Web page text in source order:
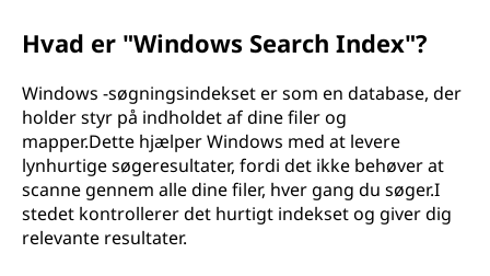
Hvad er "Windows Search Index"?
Windows -søgningsindekset er som en database, der
holder styr på indholdet af dine filer og
mapper.Dette hjælper Windows med at levere
lynhurtige søgeresultater, fordi det ikke behøver at
scanne gennem alle dine filer, hver gang du søger.I
stedet kontrollerer det hurtigt indekset og giver dig
relevante resultater.